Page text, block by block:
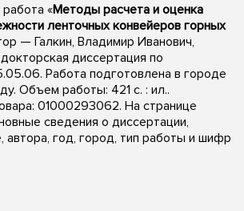
«Методы расчета и оценка
ленточных конвейеров горных
— Галкин, Владимир Иванович,
диссертация по
Работа подготовлена в городе
Объем работы: 421 с. : ил..
01000293062. На странице
сведения о диссертации,
автора, год, город, тип работы и шифр